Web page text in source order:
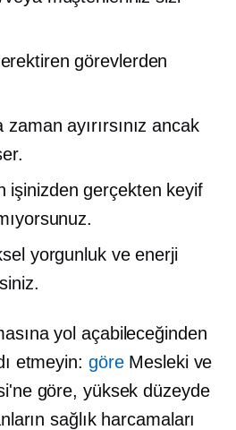
görevlerden
ayırırsınız ancak
işinizden gerçekten keyif
yorgunluk ve enerji
yol açabileceğinden
etmeyin: göreMesleki ve
göre, yüksek düzeyde
sağlık harcamaları